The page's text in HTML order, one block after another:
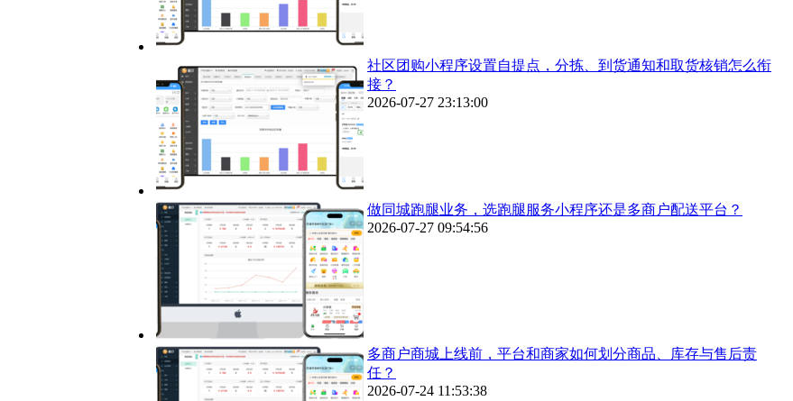
社区团购小程序设置自提点，分拣、到货通知和取货核销怎么衔
接？
2026-07-27 23:13:00
做同城跑腿业务，选跑腿服务小程序还是多商户配送平台？
2026-07-27 09:54:56
多商户商城上线前，平台和商家如何划分商品、库存与售后责
任？
2026-07-24 11:53:38